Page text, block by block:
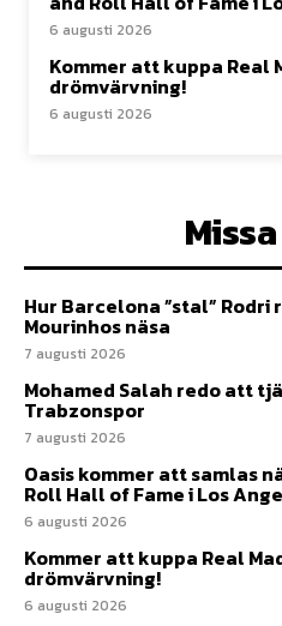
6 augusti 2026
Kommer att kuppa Real
drömvärvning!
6 augusti 2026
Hur Barcelona ”stal”
Mourinhos näsa
7 augusti 2026
Mohamed Salah redo att
Trabzonspor
7 augusti 2026
Oasis kommer att samlas
Roll Hall of Fame i Los
6 augusti 2026
Kommer att kuppa Real
drömvärvning!
6 augusti 2026